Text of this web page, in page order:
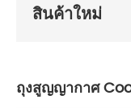
สินค้าใหม่
ถุงสูญญากาศ